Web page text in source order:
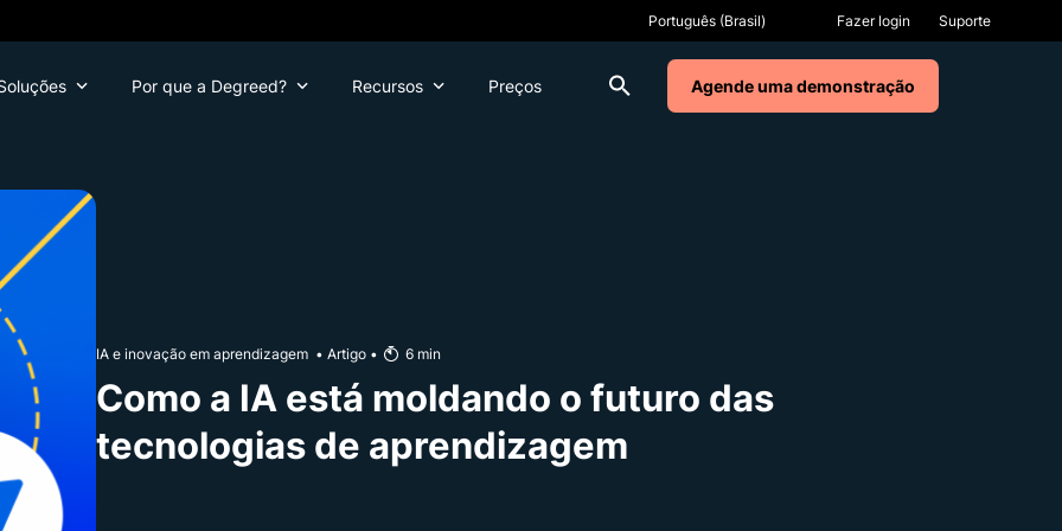
Fazer login Suporte
Por que a Degreed? Recursos Preços Agende uma demonstração
IA e inovação em aprendizagem • Artigo • 6 min
Como a IA está moldando o futuro das
tecnologias de aprendizagem